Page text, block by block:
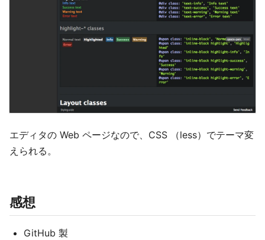
エディタの Web ページなので、CSS （less）でテーマ変
えられる。
感想
GitHub 製